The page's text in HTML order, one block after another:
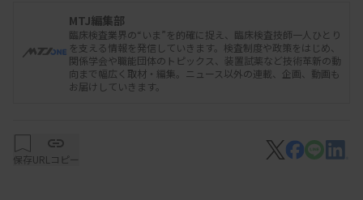
TiLL、KDDI、KDDIスマートドローン社などによっ
て進められている。
検査室のない診療所にとって検体採取から測定まで
をいかに早めるかは課題だが、検査センターによる
いて行われており、検査結果は翌日以降になるのが
一般的だ。交通状況に左右されないドローンでの検
MTJ編集部
臨床検査業界の“いま”を的確に捉え、臨床検査技師一人ひとり
を支える情報を発信していきます。検査制度や政策をはじめ、
関係学会や職能団体のトピックス、装置試薬など技術革新の動
向まで幅広く取材・編集。ニュース以外の連載、企画、動画も
お届けしていきます。
保存URLコピー